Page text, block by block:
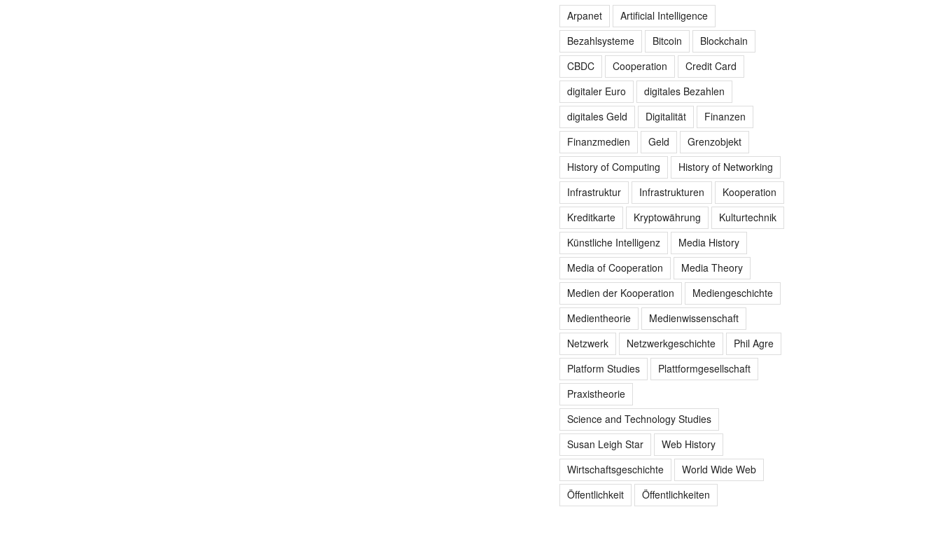
Arpanet
Artificial Intelligence
Bezahlsysteme
Bitcoin
Blockchain
CBDC
Cooperation
Credit Card
digitaler Euro
digitales Bezahlen
digitales Geld
Digitalität
Finanzen
Finanzmedien
Geld
Grenzobjekt
History of Computing
History of Networking
Infrastruktur
Infrastrukturen
Kooperation
Kreditkarte
Kryptowährung
Kulturtechnik
Künstliche Intelligenz
Media History
Media of Cooperation
Media Theory
Medien der Kooperation
Mediengeschichte
Medientheorie
Medienwissenschaft
Netzwerk
Netzwerkgeschichte
Phil Agre
Platform Studies
Plattformgesellschaft
Praxistheorie
Science and Technology Studies
Susan Leigh Star
Web History
Wirtschaftsgeschichte
World Wide Web
Öffentlichkeit
Öffentlichkeiten